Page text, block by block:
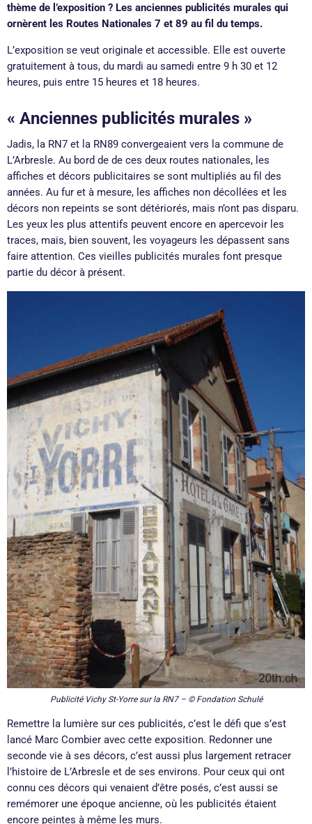
thème de l’exposition ? Les anciennes publicités murales qui
ornèrent les Routes Nationales 7 et 89 au fil du temps.
L’exposition se veut originale et accessible. Elle est ouverte
gratuitement à tous, du mardi au samedi entre 9 h 30 et 12
heures, puis entre 15 heures et 18 heures.
« Anciennes publicités murales »
Jadis, la RN7 et la RN89 convergeaient vers la commune de
L’Arbresle. Au bord de de ces deux routes nationales, les
affiches et décors publicitaires se sont multipliés au fil des
années. Au fur et à mesure, les affiches non décollées et les
décors non repeints se sont détériorés, mais n’ont pas disparu.
Les yeux les plus attentifs peuvent encore en apercevoir les
traces, mais, bien souvent, les voyageurs les dépassent sans
faire attention. Ces vieilles publicités murales font presque
partie du décor à présent.
Publicité Vichy St-Yorre sur la RN7 – © Fondation Schulé
Remettre la lumière sur ces publicités, c’est le défi que s’est
lancé Marc Combier avec cette exposition. Redonner une
seconde vie à ses décors, c’est aussi plus largement retracer
l’histoire de L’Arbresle et de ses environs. Pour ceux qui ont
connu ces décors qui venaient d’être posés, c’est aussi se
remémorer une époque ancienne, où les publicités étaient
encore peintes à même les murs.